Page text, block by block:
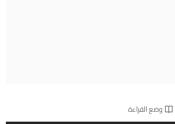
وضع القراءة